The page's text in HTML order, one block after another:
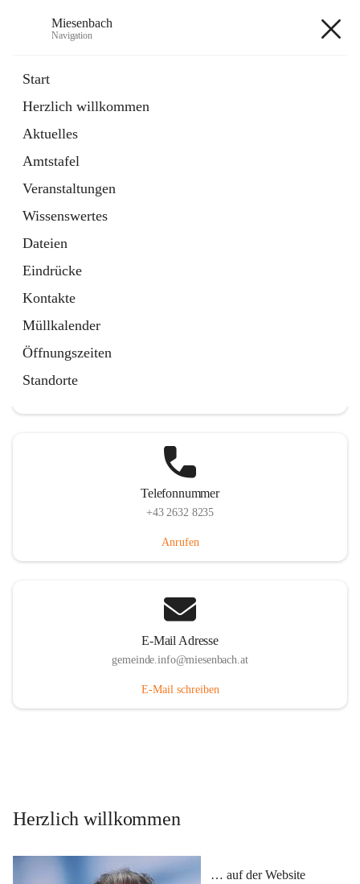
Miesenbach
Navigation
Start
Herzlich willkommen
Aktuelles
Amtstafel
Veranstaltungen
Wissenswertes
Dateien
Eindrücke
Kontakte
Müllkalender
Öffnungszeiten
Standorte
Externe Webseite
in
Tab
Region Schneebergland
Externe Webseite
öffnet
in
neuem
Tab
Telefonnummer
+43 2632 8235
Anrufen
E-Mail Adresse
gemeinde.info@miesenbach.at
E-Mail schreiben
Herzlich willkommen
… auf der Website